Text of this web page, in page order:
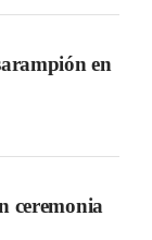
en
ceremonia